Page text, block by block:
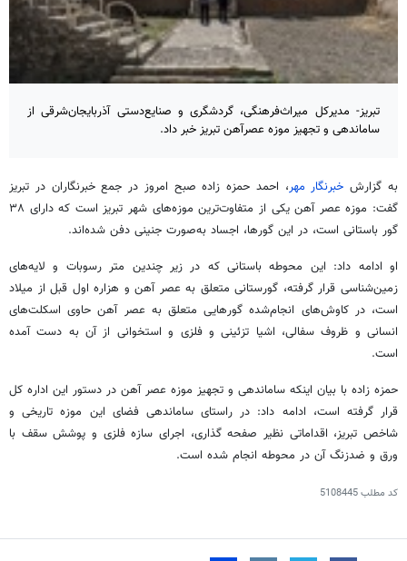
تبریز- مدیرکل میراث‌فرهنگی، گردشگری و صنایع‌دستی آذربایجان‌شرقی از
ساماندهی و تجهیز موزه عصرآهن تبریز خبر داد.
به گزارش خبرنگار مهر، احمد حمزه زاده صبح امروز در جمع خبرنگاران در تبریز
گفت: موزه عصر آهن یکی از متفاوت‌ترین موزه‌های شهر تبریز است که دارای ۳۸
گور باستانی است، در این گورها، اجساد به‌صورت جنینی دفن شده‌اند.
او ادامه داد: این محوطه باستانی که در زیر چندین متر رسوبات و لایه‌های
زمین‌شناسی قرار گرفته، گورستانی متعلق به عصر آهن و هزاره اول قبل از میلاد
است، در کاوش‌های انجام‌شده گورهایی متعلق به عصر آهن حاوی اسکلت‌های
انسانی و ظروف سفالی، اشیا تزئینی و فلزی و استخوانی از آن به دست آمده
است.
حمزه زاده با بیان اینکه ساماندهی و تجهیز موزه عصر آهن در دستور این اداره کل
قرار گرفته است، ادامه داد: در راستای ساماندهی فضای این موزه تاریخی و
شاخص تبریز، اقداماتی نظیر صفحه گذاری، اجرای سازه فلزی و پوشش سقف با
ورق و ضدزنگ آن در محوطه انجام شده است.
کد مطلب5108445